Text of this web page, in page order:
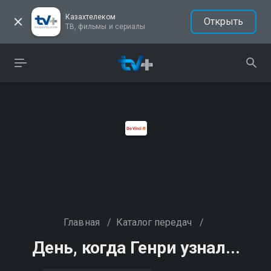
Казахтелеком
ТВ, фильмы и сериалы
Открыть
Главная / Каталог передач /
День, когда Генри узнал...